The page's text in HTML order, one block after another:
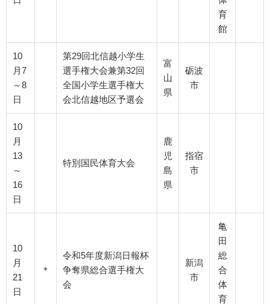
育
館
10
月7
～8
日
第29回北信越小学生
選手権大会兼第32回
全国小学生選手権大
会北信越地区予選会
富
山
県
砺波
市
10
月
13
～
16
日
特別国民体育大会
鹿
児
島
県
指宿
市
10
月
21
日
＊
令和5年度新潟日報杯
争奪県総合選手権大
会
新潟
市
亀
田
総
合
体
育